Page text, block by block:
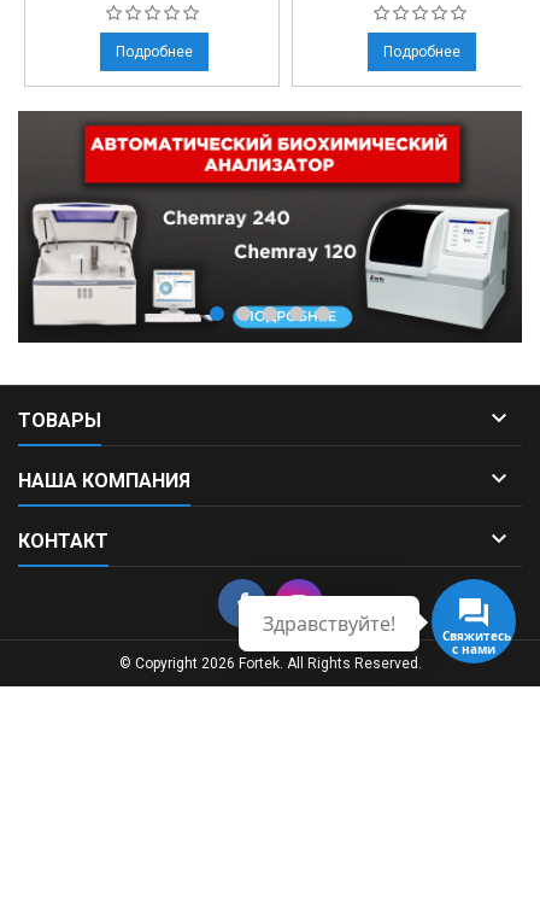
Подробнее Подробнее
ТОВАРЫ 
НАША КОМПАНИЯ 
КОНТАКТ 
Свяжитесь
с нами
Здравствуйте!
© Copyright 2026 Fortek. All Rights Reserved.